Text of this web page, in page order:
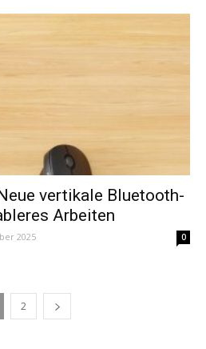
vertikale Bluetooth-
Arbeiten
2025 0
2